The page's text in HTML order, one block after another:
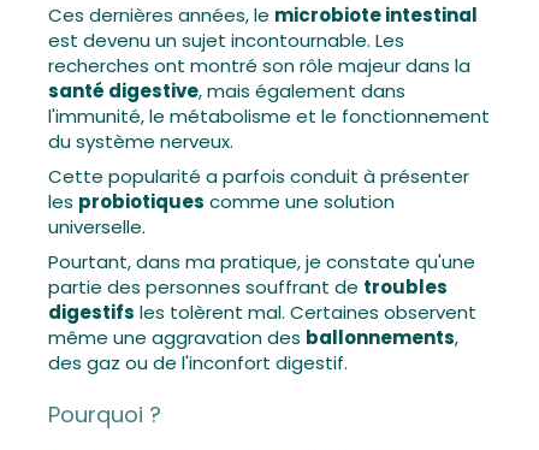
Ces dernières années, le microbiote intestinal
est devenu un sujet incontournable. Les
recherches ont montré son rôle majeur dans la
santé digestive, mais également dans
l'immunité, le métabolisme et le fonctionnement
du système nerveux.
Cette popularité a parfois conduit à présenter
les probiotiques comme une solution
universelle.
Pourtant, dans ma pratique, je constate qu'une
partie des personnes souffrant de troubles
digestifs les tolèrent mal. Certaines observent
même une aggravation des ballonnements,
des gaz ou de l'inconfort digestif.
Pourquoi ?